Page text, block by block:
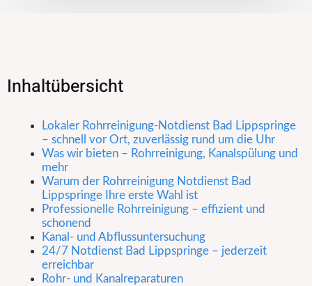
Inhaltübersicht
Lokaler Rohrreinigung-Notdienst Bad Lippspringe
– schnell vor Ort, zuverlässig rund um die Uhr
Was wir bieten – Rohrreinigung, Kanalspülung und
mehr
Warum der Rohrreinigung Notdienst Bad
Lippspringe Ihre erste Wahl ist
Professionelle Rohrreinigung – effizient und
schonend
Kanal- und Abflussuntersuchung
24/7 Notdienst Bad Lippspringe – jederzeit
erreichbar
Rohr- und Kanalreparaturen